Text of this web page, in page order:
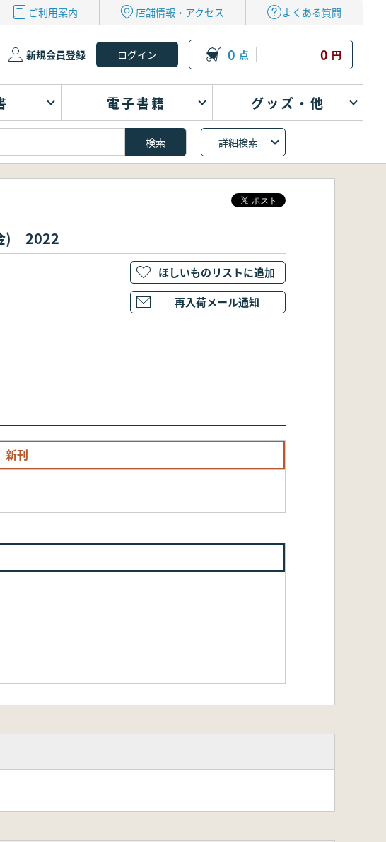
ご利用案内 店舗情報・アクセス よくある質問
新規会員登録 0 点 0 円
電子書籍 グッズ・他
詳細検索
) 2022
新刊
ほしいものリストに追加
再入荷メール通知